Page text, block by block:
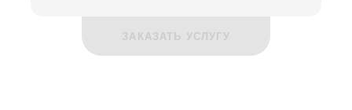
ЗАКАЗАТЬ УСЛУГУ